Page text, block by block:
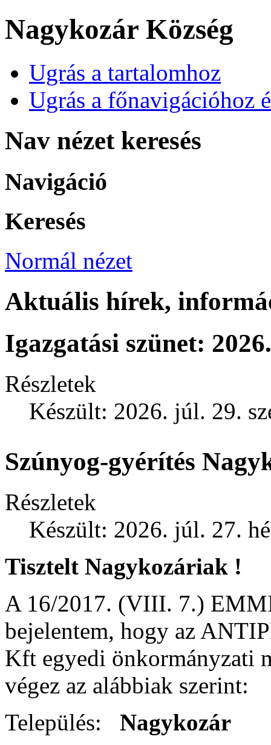
Nagykozár Község
Ugrás a tartalomhoz
Ugrás a főnavigációhoz
Nav nézet keresés
Navigáció
Keresés
Normál nézet
Aktuális hírek,
Igazgatási szünet:
Részletek
Készült: 2026. júl. 29.
Szúnyog-gyérítés
Részletek
Készült: 2026. júl. 27.
Tisztelt Nagykozáriak !
A 16/2017. (VIII. 7.)
bejelentem, hogy az
Kft egyedi önkormányzati
végez az alábbiak szerint:
Település: